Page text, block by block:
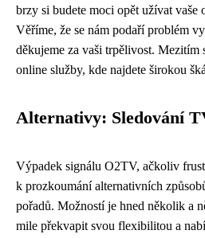
brzy si budete moci opět užívat vaše
Věříme, že se nám podaří problém
děkujeme za vaši trpělivost. Mezitím
online služby, kde najdete širokou
Alternativy: Sledování
Výpadek signálu O2TV, ačkoliv
k prozkoumání alternativních
pořadů. Možností je hned několik a
mile překvapit svou flexibilitou a